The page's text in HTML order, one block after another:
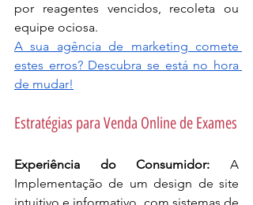
por reagentes vencidos, recoleta ou
equipe ociosa.
A sua agência de marketing comete
estes erros? Descubra se está no hora
de mudar!
Estratégias para Venda Online de Exames
Experiência do Consumidor: A
Implementação de um design de site